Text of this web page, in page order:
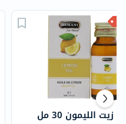
الليمون 30 مل